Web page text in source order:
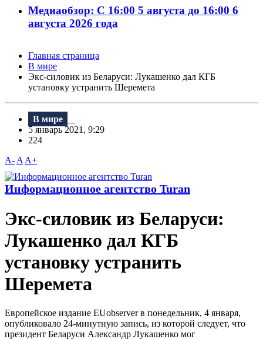
Медиаобзор: С 16:00 5 августа до 16:00 6
августа 2026 года
Главная страница
В мире
Экс-силовик из Беларуси: Лукашенко дал КГБ
установку устранить Шеремета
В мире
5 январь 2021, 9:29
224
A- A A+
Информационное агентство Turan
Экс-силовик из Беларуси:
Лукашенко дал КГБ
установку устранить
Шеремета
Европейское издание EUobserver в понедельник, 4 января,
опубликовало 24-минутную запись, из которой следует, что
президент Беларуси Александр Лукашенко мог